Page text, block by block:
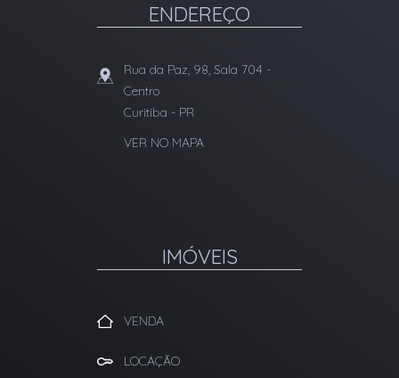
ENDEREÇO
Rua da Paz, 98, Sala 704 -
Centro
Curitiba - PR
VER NO MAPA
IMÓVEIS
VENDA
LOCAÇÃO